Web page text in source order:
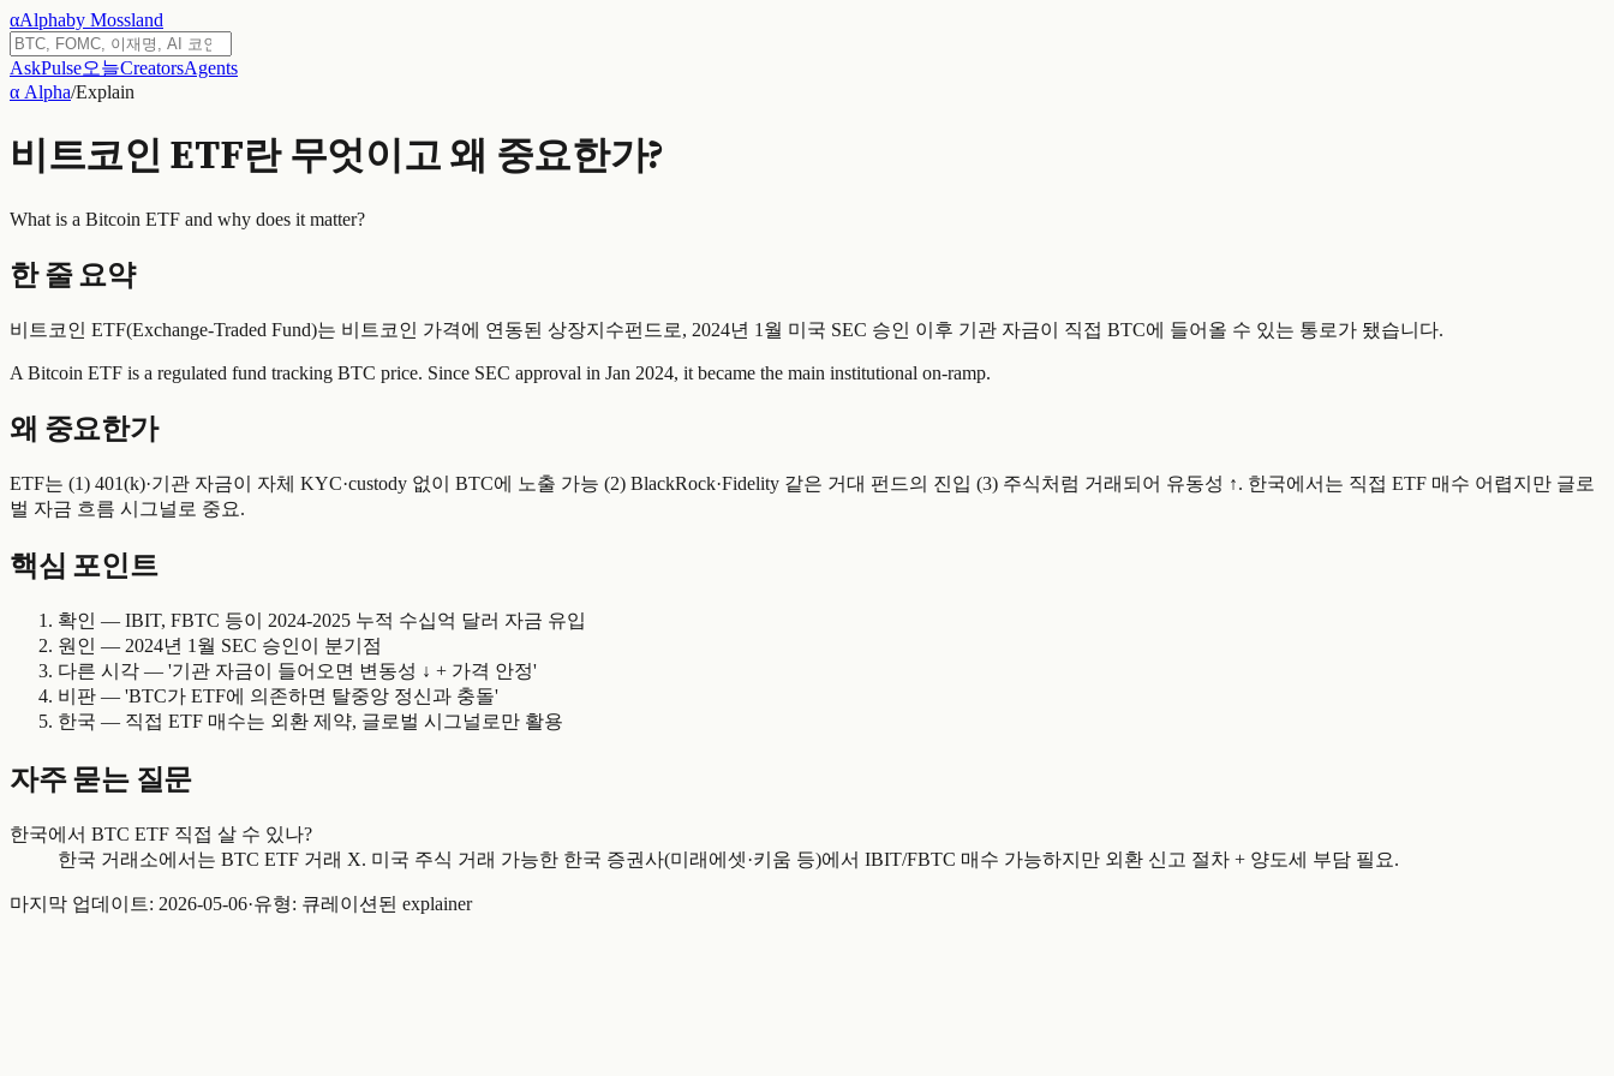
αAlphaby Mossland
AskPulse오늘CreatorsAgents
α Alpha/Explain
비트코인 ETF란 무엇이고 왜 중요한가?
What is a Bitcoin ETF and why does it matter?
한 줄 요약
비트코인 ETF(Exchange-Traded Fund)는 비트코인 가격에 연동된 상장지수펀드로, 2024년 1월 미국 SEC 승인 이후 기관 자금이 직접 BTC에 들어올 수 있는 통로가 됐습니다.
A Bitcoin ETF is a regulated fund tracking BTC price. Since SEC approval in Jan 2024, it became the main institutional on-ramp.
왜 중요한가
ETF는 (1) 401(k)·기관 자금이 자체 KYC·custody 없이 BTC에 노출 가능 (2) BlackRock·Fidelity 같은 거대 펀드의 진입 (3) 주식처럼 거래되어 유동성 ↑. 한국에서는 직접 ETF 매수 어렵지만 글로
벌 자금 흐름 시그널로 중요.
핵심 포인트
확인 — IBIT, FBTC 등이 2024-2025 누적 수십억 달러 자금 유입
원인 — 2024년 1월 SEC 승인이 분기점
다른 시각 — '기관 자금이 들어오면 변동성 ↓ + 가격 안정'
비판 — 'BTC가 ETF에 의존하면 탈중앙 정신과 충돌'
한국 — 직접 ETF 매수는 외환 제약, 글로벌 시그널로만 활용
자주 묻는 질문
한국에서 BTC ETF 직접 살 수 있나?
한국 거래소에서는 BTC ETF 거래 X. 미국 주식 거래 가능한 한국 증권사(미래에셋·키움 등)에서 IBIT/FBTC 매수 가능하지만 외환 신고 절차 + 양도세 부담 필요.
마지막 업데이트: 2026-05-06·유형: 큐레이션된 explainer